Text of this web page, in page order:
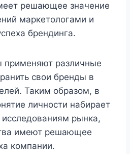
решающее значение
маркетологами и
брендинга.
различные
свои бренды в
Таким образом, в
личности набирает
рынка,
имеют решающее
компании.